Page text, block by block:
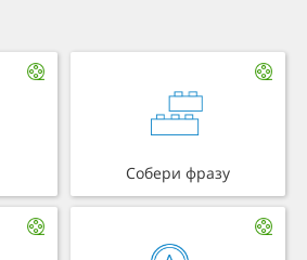
Собери фразу